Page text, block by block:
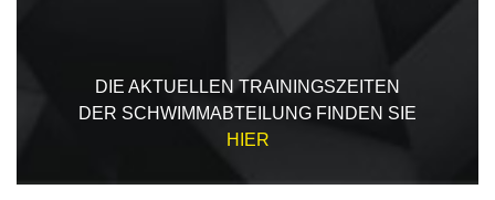
DIE AKTUELLEN TRAININGSZEITEN
DER SCHWIMMABTEILUNG FINDEN SIE
HIER